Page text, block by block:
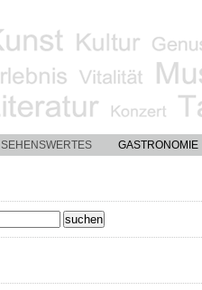
SEHENSWERTES GASTRONOMIE